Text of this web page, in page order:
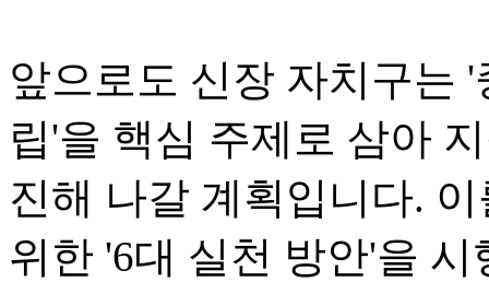
앞으로도 신장 자치구는
립'을 핵심 주제로 삼아
진해 나갈 계획입니다.
위한 '6대 실천 방안'을